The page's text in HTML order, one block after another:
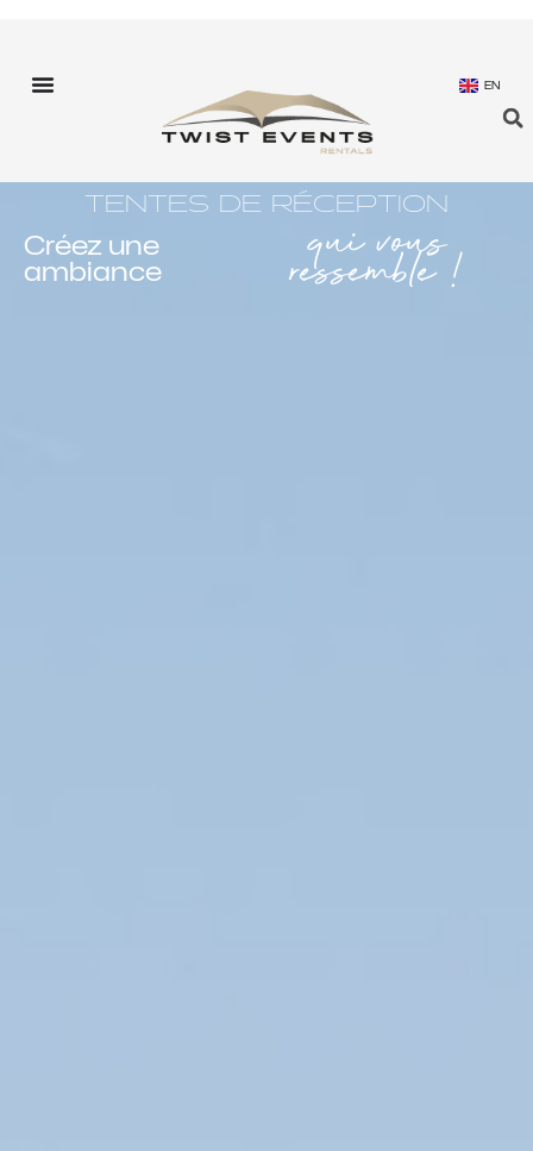
EN
TENTES DE RÉCEPTION
Créez une
ambiance
qui vous
ressemble !